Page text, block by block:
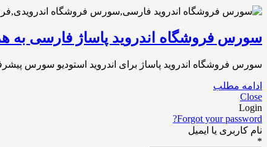
سورس فروشگاه اندروید پاساژ فارسی به
سورس فروشگاه اندروید پاساژ برای اندروید استودیو سورس
ادامه مطلب
Close
Login
Forgot your password?
نام کاربری یا ایمیل
*